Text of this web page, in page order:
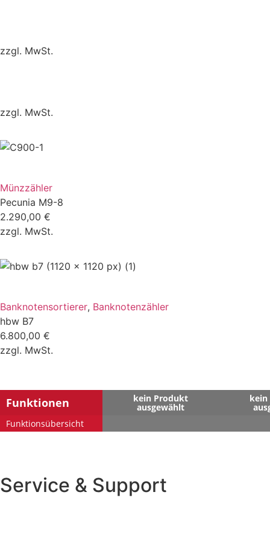
zzgl. MwSt.
zzgl. MwSt.
Münzzähler
Pecunia M9-8
2.290,00 €
zzgl. MwSt.
Banknotensortierer, Banknotenzähler
hbw B7
6.800,00 €
zzgl. MwSt.
Funktionen kein Produkt
ausgewählt
Funktionsübersicht
Service & Support